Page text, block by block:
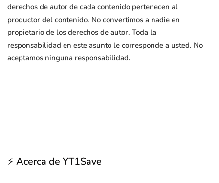
derechos de autor de cada contenido pertenecen al
productor del contenido. No convertimos a nadie en
propietario de los derechos de autor. Toda la
responsabilidad en este asunto le corresponde a usted. No
aceptamos ninguna responsabilidad.
⚡ Acerca de YT1Save